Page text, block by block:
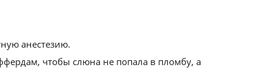
анестезию.
чтобы слюна не попала в пломбу, а